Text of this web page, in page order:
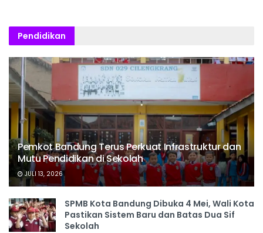
Pendidikan
Pemkot Bandung Terus Perkuat Infrastruktur dan
Mutu Pendidikan di Sekolah
JULI 13, 2026
SPMB Kota Bandung Dibuka 4 Mei, Wali Kota
Pastikan Sistem Baru dan Batas Dua Sif
Sekolah